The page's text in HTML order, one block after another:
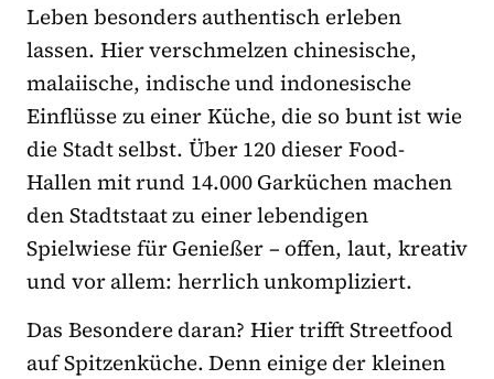
Leben besonders authentisch erleben
lassen. Hier verschmelzen chinesische,
malaiische, indische und indonesische
Einflüsse zu einer Küche, die so bunt ist wie
die Stadt selbst. Über 120 dieser Food-
Hallen mit rund 14.000 Garküchen machen
den Stadtstaat zu einer lebendigen
Spielwiese für Genießer – offen, laut, kreativ
und vor allem: herrlich unkompliziert.
Das Besondere daran? Hier trifft Streetfood
auf Spitzenküche. Denn einige der kleinen